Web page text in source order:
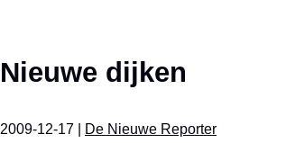
Nieuwe dijken
2009-12-17 | De Nieuwe Reporter